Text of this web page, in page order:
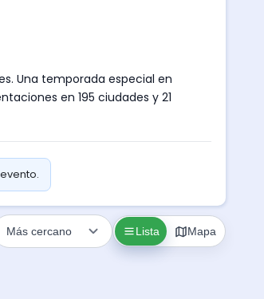
Una temporada especial en
en 195 ciudades y 21
Lista Mapa